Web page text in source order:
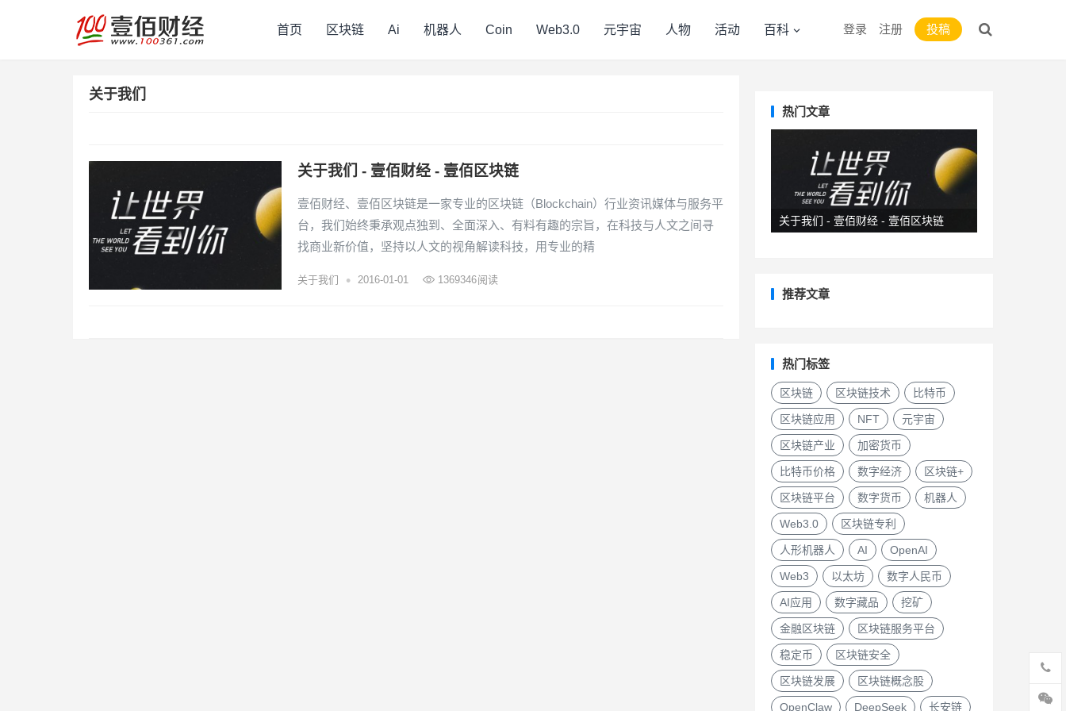
首页 区块链 Ai 机器人 Coin Web3.0 元宇宙 人物 活动 百科 登录 注册 投稿
关于我们
关于我们 - 壹佰财经 - 壹佰区块链
关于我们 • 2016-01-01 1369346阅读
壹佰财经、壹佰区块链是一家专业的区块链（Blockchain）行业资讯媒体与服务平
台，我们始终秉承观点独到、全面深入、有料有趣的宗旨，在科技与人文之间寻
找商业新价值，坚持以人文的视角解读科技，用专业的精
热门文章
关于我们 - 壹佰财经 - 壹佰区块链
推荐文章
热门标签
区块链 区块链技术 比特币
区块链应用 NFT 元宇宙
区块链产业 加密货币
比特币价格 数字经济 区块链+
区块链平台 数字货币 机器人
Web3.0 区块链专利
人形机器人 AI OpenAI
Web3 以太坊 数字人民币
AI应用 数字藏品 挖矿
金融区块链 区块链服务平台
稳定币 区块链安全
区块链发展 区块链概念股
OpenClaw DeepSeek 长安链